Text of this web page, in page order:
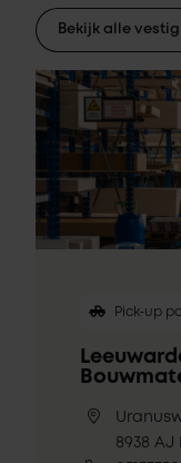
Bekijk alle
Pick-up
8938